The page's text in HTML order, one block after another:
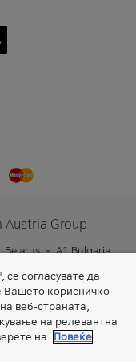
Austria Group
Belarus
A1 Bulgaria
согласувате да
Вашето корисничко
веб-страната,
на релевантна
на
Повеќе